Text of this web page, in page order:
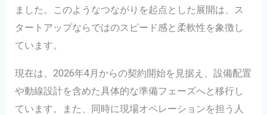
ました。このようなつながりを起点とした展開は、ス
タートアップならではのスピード感と柔軟性を象徴し
ています。
現在は、2026年4月からの契約開始を見据え、設備配置
や動線設計を含めた具体的な準備フェーズへと移行し
ています。また、同時に現場オペレーションを担う人